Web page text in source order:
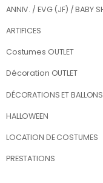
ANNIV. / EVG (JF) / BABY
ARTIFICES
Costumes OUTLET
Décoration OUTLET
DÉCORATIONS ET BALLONS
HALLOWEEN
LOCATION DE COSTUMES
PRESTATIONS